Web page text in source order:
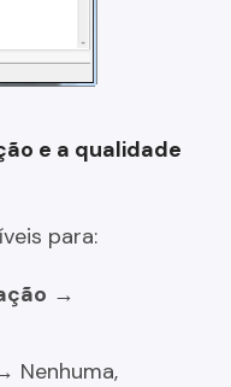
e a qualidade
para:
→
Nenhuma,